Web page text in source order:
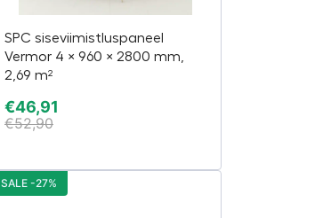
SPC siseviimistluspaneel
Vermor 4 × 960 × 2800 mm,
2,69 m²
€46,91
€52,90
SALE -27%